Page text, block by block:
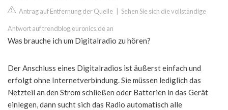
Antrag auf Entfernung der Quelle Sehen Sie sich die vollständige
Antwort auf trendblog.euronics.de an
Was brauche ich um Digitalradio zu hören?
Der Anschluss eines Digitalradios ist äußerst einfach und
erfolgt ohne Internetverbindung. Sie müssen lediglich das
Netzteil an den Strom schließen oder Batterien in das Gerät
einlegen, dann sucht sich das Radio automatisch alle